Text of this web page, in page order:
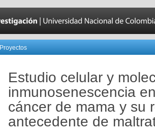
Proyectos
Estudio celular y
inmunosenescencia
cáncer de mama y su
antecedente de